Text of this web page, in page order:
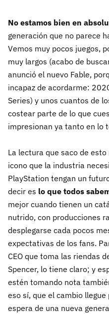
No estamos bien en
generación que no parece
Vemos muy pocos juegos,
muy largos (acabo de
anunció el nuevo Fable,
incapaz de acordarme:
Series) y unos cuantos de
costear parte de lo que
impresionan ya tanto en lo
La lectura que saco de
icono que la industria
PlayStation tengan un
decir es lo que todos
mejor cuando tienen un
nutrido, con producciones
desplegarse cada pocos
expectativas de los fans.
CEO que toma las riendas
Spencer, lo tiene claro; y
estén tomando nota
eso sí, que el cambio
espera de una nueva